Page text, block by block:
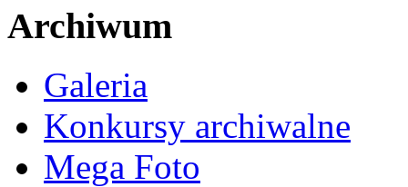
Archiwum
Galeria
Konkursy archiwalne
Mega Foto